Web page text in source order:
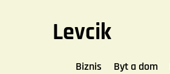
Levcik
Biznis Byt a dom